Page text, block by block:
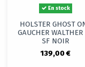
En stock
HOLSTER GHOST
GAUCHER WALTHER
SF NOIR
139,00 €